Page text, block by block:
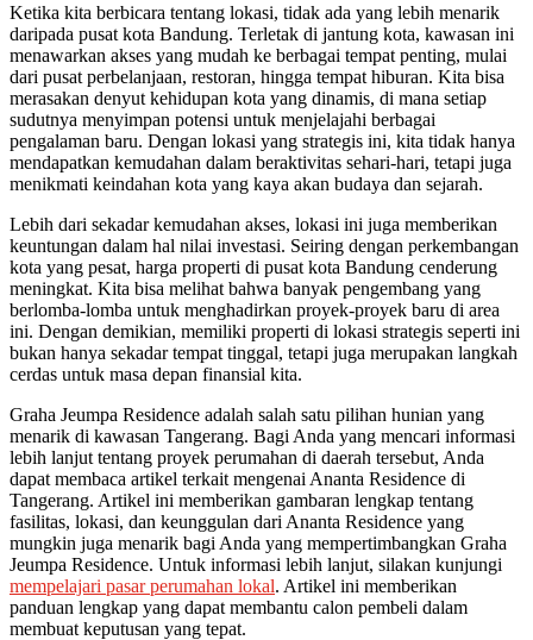
Ketika kita berbicara tentang lokasi, tidak ada yang lebih menarik
daripada pusat kota Bandung. Terletak di jantung kota, kawasan ini
menawarkan akses yang mudah ke berbagai tempat penting, mulai
dari pusat perbelanjaan, restoran, hingga tempat hiburan. Kita bisa
merasakan denyut kehidupan kota yang dinamis, di mana setiap
sudutnya menyimpan potensi untuk menjelajahi berbagai
pengalaman baru. Dengan lokasi yang strategis ini, kita tidak hanya
mendapatkan kemudahan dalam beraktivitas sehari-hari, tetapi juga
menikmati keindahan kota yang kaya akan budaya dan sejarah.
Lebih dari sekadar kemudahan akses, lokasi ini juga memberikan
keuntungan dalam hal nilai investasi. Seiring dengan perkembangan
kota yang pesat, harga properti di pusat kota Bandung cenderung
meningkat. Kita bisa melihat bahwa banyak pengembang yang
berlomba-lomba untuk menghadirkan proyek-proyek baru di area
ini. Dengan demikian, memiliki properti di lokasi strategis seperti ini
bukan hanya sekadar tempat tinggal, tetapi juga merupakan langkah
cerdas untuk masa depan finansial kita.
Graha Jeumpa Residence adalah salah satu pilihan hunian yang
menarik di kawasan Tangerang. Bagi Anda yang mencari informasi
lebih lanjut tentang proyek perumahan di daerah tersebut, Anda
dapat membaca artikel terkait mengenai Ananta Residence di
Tangerang. Artikel ini memberikan gambaran lengkap tentang
fasilitas, lokasi, dan keunggulan dari Ananta Residence yang
mungkin juga menarik bagi Anda yang mempertimbangkan Graha
Jeumpa Residence. Untuk informasi lebih lanjut, silakan kunjungi
mempelajari pasar perumahan lokal. Artikel ini memberikan
panduan lengkap yang dapat membantu calon pembeli dalam
membuat keputusan yang tepat.